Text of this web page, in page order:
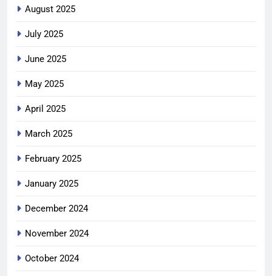
August 2025
July 2025
June 2025
May 2025
April 2025
March 2025
February 2025
January 2025
December 2024
November 2024
October 2024